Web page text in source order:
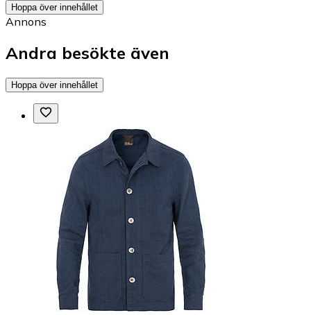
Hoppa över innehållet
Annons
Andra besökte även
Hoppa över innehållet